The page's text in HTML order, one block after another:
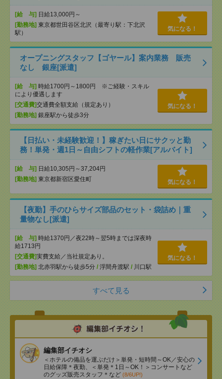
[給 与] 日給13,000円～
[勤務地] 東京都世田谷区北沢（最寄り駅：下北沢
駅）
気になる！
オープニングスタッフ【ゴヤール】案内業務 販売
なし 銀座[派遣]
[給 与] 時給1700円～1800円 ※ご経験・スキル
により優遇します
[交通費]交通費全額支給（規定あり）
[勤務地] 銀座駅から徒歩3分
気になる！
【日払い・未経験歓迎！】稼ぎたい日にサクッと勤
務！単発・週1日～自由シフトの軽作業[アルバイト]
[給 与] 日給10,305円～37,204円
[勤務地] 東京都新宿区愛住町 気になる！
【夜勤】手のひらサイズ部品のセット・袋詰め｜重
量物なし[派遣]
[給 与] 時給1370円／夜22時～翌5時までは深夜時
給1713円
[交通費]実費支給／当社規定あり。
[勤務地] 北赤羽駅から徒歩5分 / 浮間舟渡駅 / 川口駅
気になる！
すべて見る
編集部イチオシ
＜ホテルの備品を運ぶだけ＞単発・短時間～OK／安心の
日給保障＊夜勤、＜単発＊1日～OK！＞コンサートなど
のグッズ販売スタッフ＊など (8/6UP!)